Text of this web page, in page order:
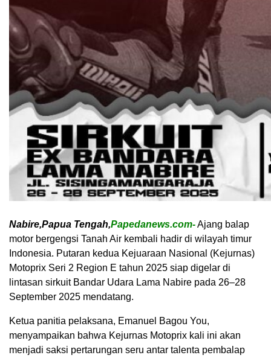
Nabire,Papua Tengah,Papedanews.com-Ajang balap
motor bergengsi Tanah Air kembali hadir di wilayah timur
Indonesia. Putaran kedua Kejuaraan Nasional (Kejurnas)
Motoprix Seri 2 Region E tahun 2025 siap digelar di
lintasan sirkuit Bandar Udara Lama Nabire pada 26–28
September 2025 mendatang.
Ketua panitia pelaksana, Emanuel Bagou You,
menyampaikan bahwa Kejurnas Motoprix kali ini akan
menjadi saksi pertarungan seru antar talenta pembalap